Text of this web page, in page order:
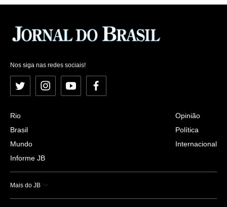
Nos siga nas redes sociais!
Twitter InstagramYouTubeFacebook
Rio
Brasil
Mundo
Informe JB
Opinião
Política
Internacional
Mais do JB
Esportes